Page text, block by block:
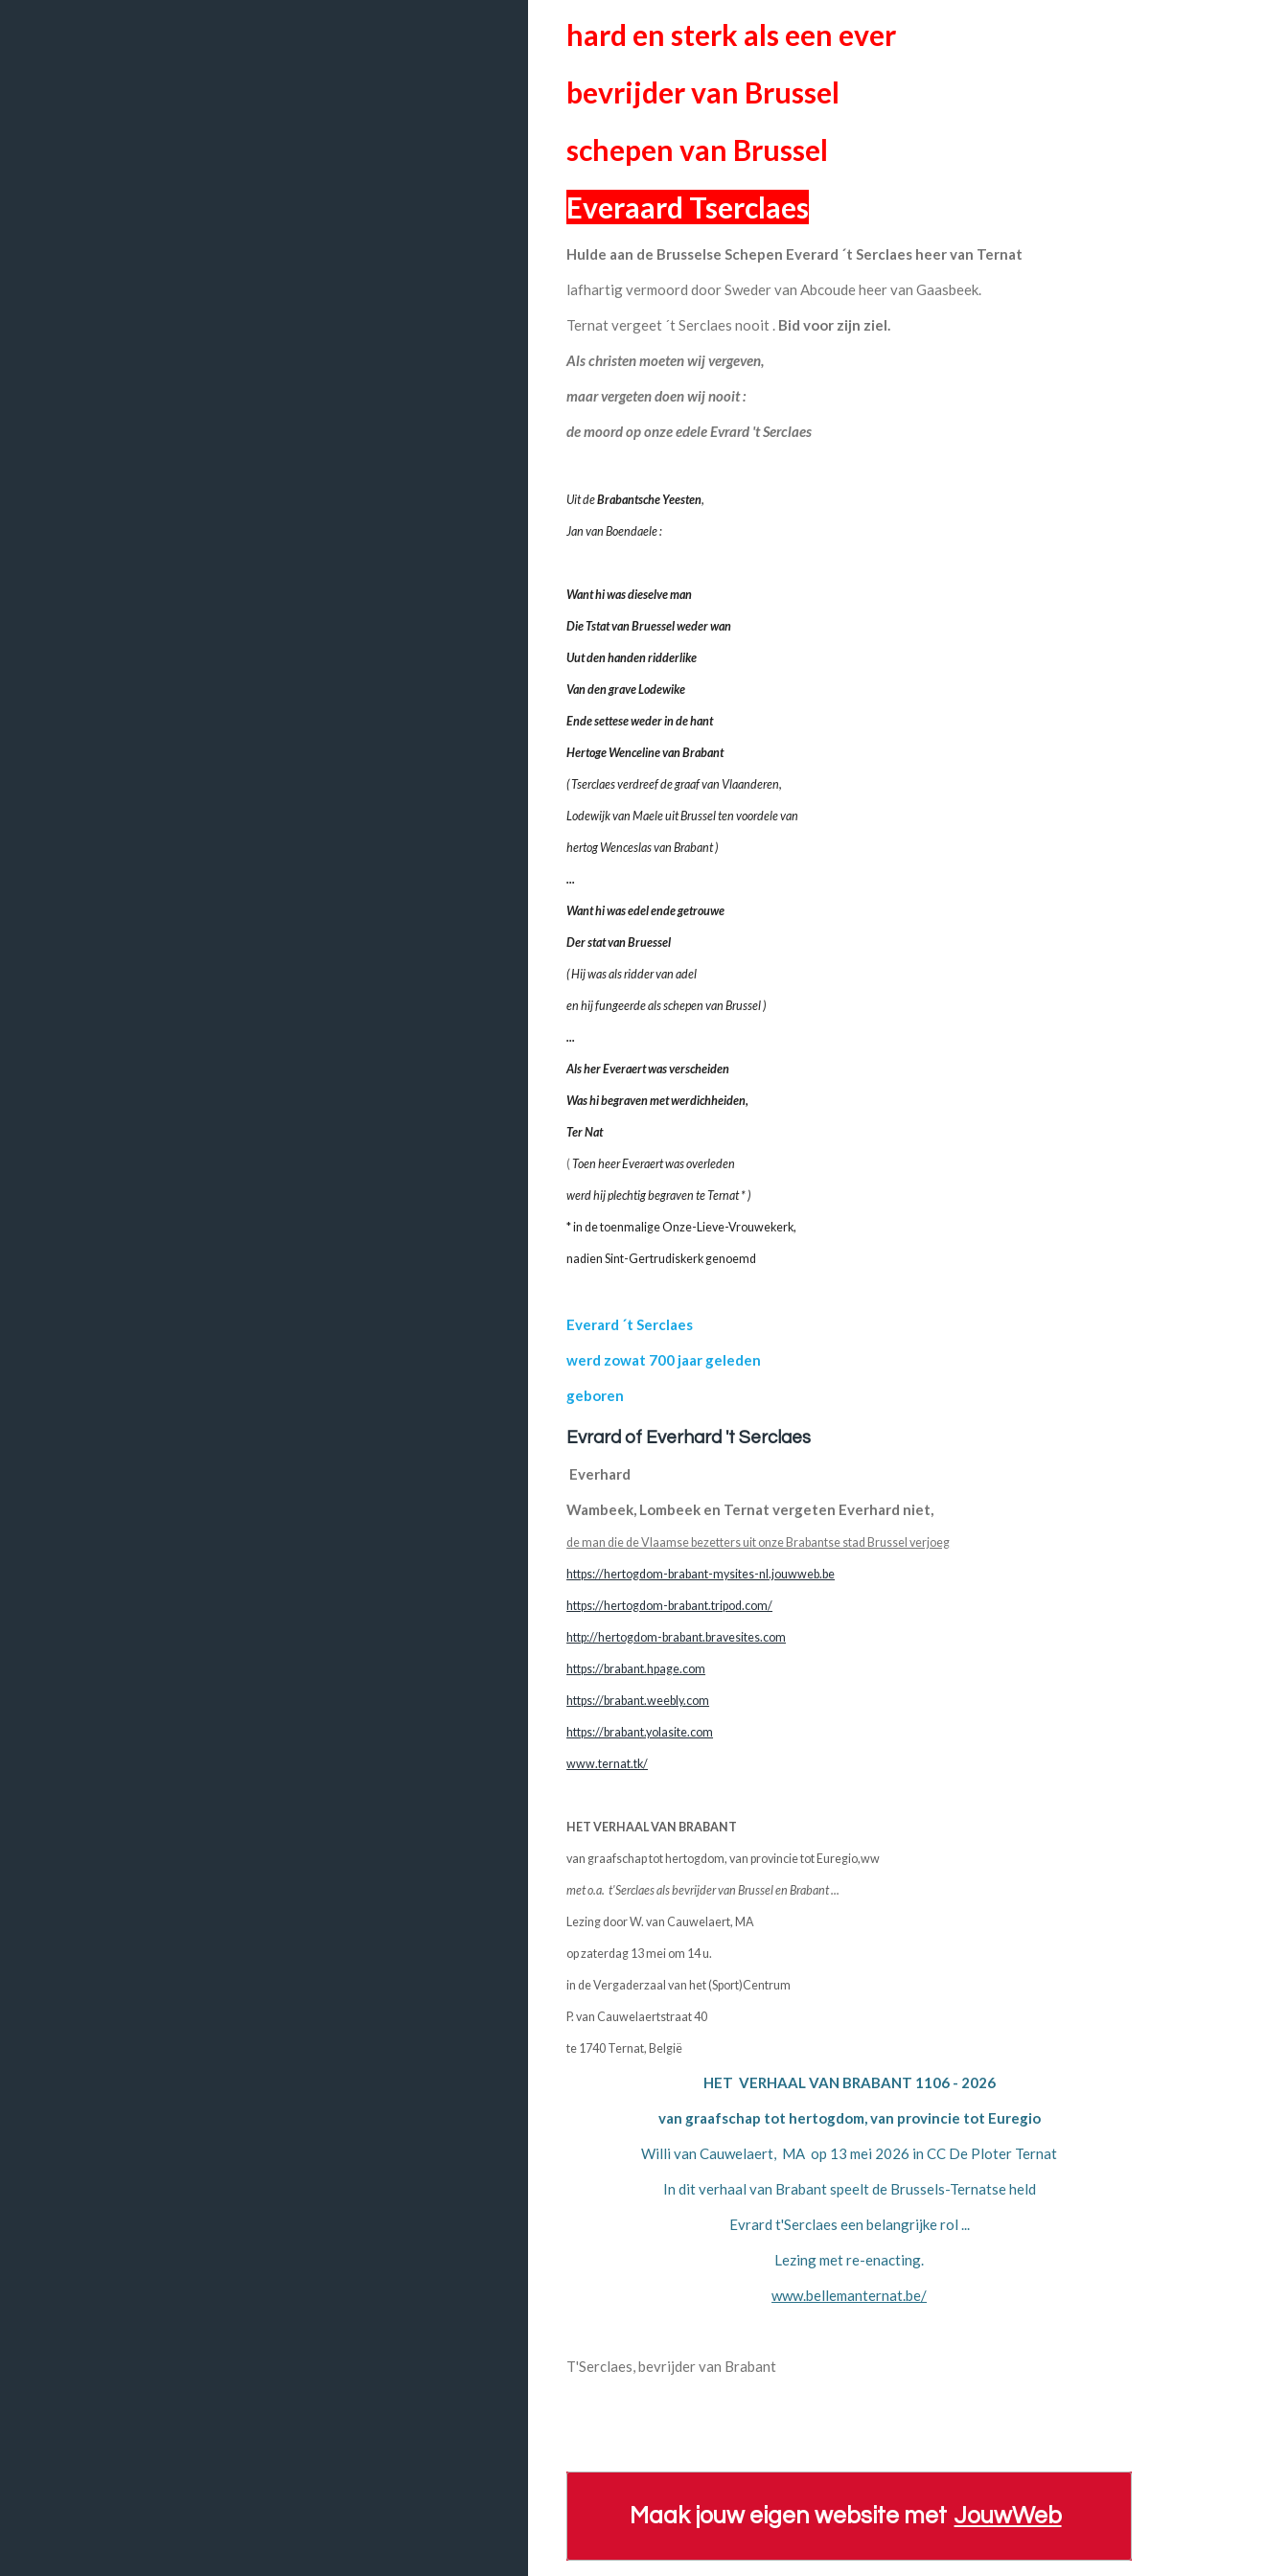
hard en sterk als een ever
bevrijder van Brussel
schepen van Brussel
Everaard Tserclaes
Hulde aan de Brusselse Schepen Everard ´t Serclaes heer van Ternat
lafhartig vermoord door Sweder van Abcoude heer van Gaasbeek.
Ternat vergeet ´t Serclaes nooit . Bid voor zijn ziel.
Als christen moeten wij vergeven,
maar vergeten doen wij nooit :
de moord op onze edele Evrard 't Serclaes
Uit deBrabantsche Yeesten,
Jan van Boendaele :
Want hi was dieselve man
Die Tstat van Bruessel weder wan
Uut den handen ridderlike
Van den grave Lodewike
Ende settese weder in de hant
Hertoge Wenceline van Brabant
( Tserclaes verdreef de graaf van Vlaanderen,
Lodewijk van Maele uit Brussel ten voordele van
hertog Wenceslas van Brabant )
...
Want hi was edel ende getrouwe
Der stat van Bruessel
( Hij was als ridder van adel
en hij fungeerde als schepen van Brussel )
...
Als her Everaert was verscheiden
Was hi begraven met werdichheiden,
Ter Nat
(Toen heer Everaert was overleden
werd hij plechtig begraven te Ternat * )
* in de toenmalige Onze-Lieve-Vrouwekerk,
nadien Sint-Gertrudiskerk genoemd
Everard ´t Serclaes
werd zowat 700 jaar geleden
geboren
Evrard of Everhard 't Serclaes
Everhard
Wambeek, Lombeek en Ternat vergeten Everhard niet,
de man die de Vlaamse bezetters uit onze Brabantse stad Brussel verjoeg
https://hertogdom-brabant-mysites-nl.jouwweb.be
https://hertogdom-brabant.tripod.com/
http://hertogdom-brabant.bravesites.com
https://brabant.hpage.com
https://brabant.weebly.com
https://brabant.yolasite.com
www.ternat.tk/
HET VERHAAL VAN BRABANT
van graafschap tot hertogdom, van provincie tot Euregio,ww
met o.a. t'Serclaes als bevrijder van Brussel en Brabant ...
Lezing door W. van Cauwelaert, MA
op zaterdag 13 mei om 14 u.
in de Vergaderzaal van het (Sport)Centrum
P. van Cauwelaertstraat 40
te 1740 Ternat, België
HET VERHAAL VAN BRABANT 1106 - 2026
van graafschap tot hertogdom, van provincie tot Euregio
Willi van Cauwelaert, MA op 13 mei 2026 in CC De Ploter Ternat
In dit verhaal van Brabant speelt de Brussels-Ternatse held
Evrard t'Serclaes een belangrijke rol ...
Lezing met re-enacting.
www.bellemanternat.be/
T'Serclaes, bevrijder van Brabant
Maak jouw eigen website met JouwWeb